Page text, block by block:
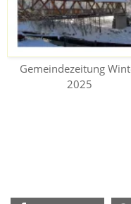
Gemeindezeitung
2025